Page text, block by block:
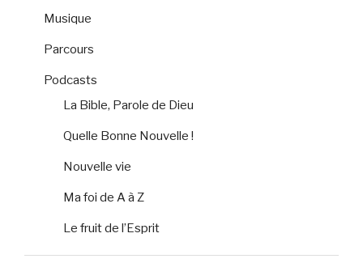
Musique
Parcours
Podcasts
La Bible, Parole de Dieu
Quelle Bonne Nouvelle !
Nouvelle vie
Ma foi de A à Z
Le fruit de l’Esprit